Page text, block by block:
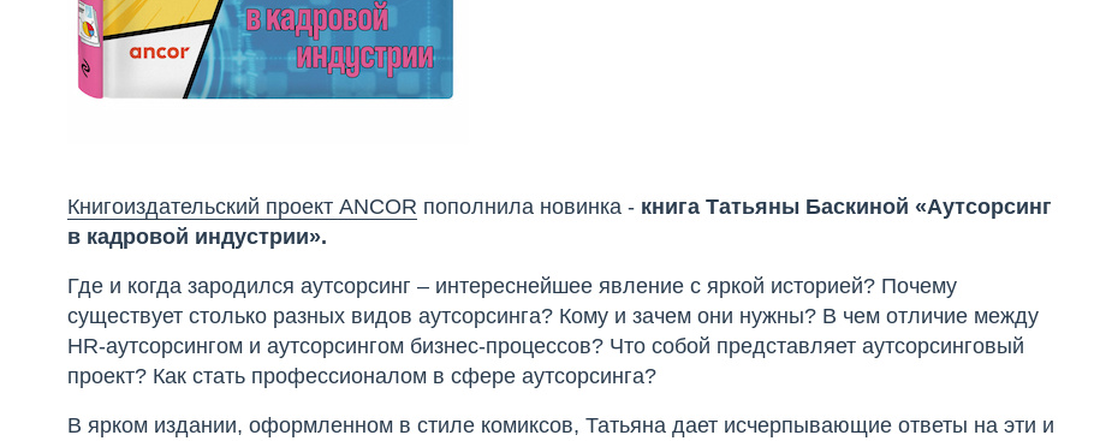
Книгоиздательский проект ANCOR пополнила новинка - книга Татьяны Баскиной «Аутсорсинг
в кадровой индустрии».
Где и когда зародился аутсорсинг – интереснейшее явление с яркой историей? Почему
существует столько разных видов аутсорсинга? Кому и зачем они нужны? В чем отличие между
HR-аутсорсингом и аутсорсингом бизнес-процессов? Что собой представляет аутсорсинговый
проект? Как стать профессионалом в сфере аутсорсинга?
В ярком издании, оформленном в стиле комиксов, Татьяна дает исчерпывающие ответы на эти и